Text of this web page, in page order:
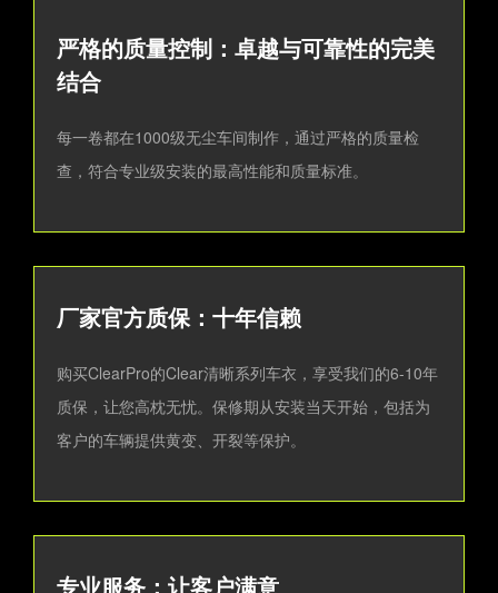
严格的质量控制：卓越与可靠性的完美
结合
每一卷都在1000级无尘车间制作，通过严格的质量检
查，符合专业级安装的最高性能和质量标准。
厂家官方质保：十年信赖
购买ClearPro的Clear清晰系列车衣，享受我们的6-10年
质保，让您高枕无忧。保修期从安装当天开始，包括为
客户的车辆提供黄变、开裂等保护。
专业服务：让客户满意